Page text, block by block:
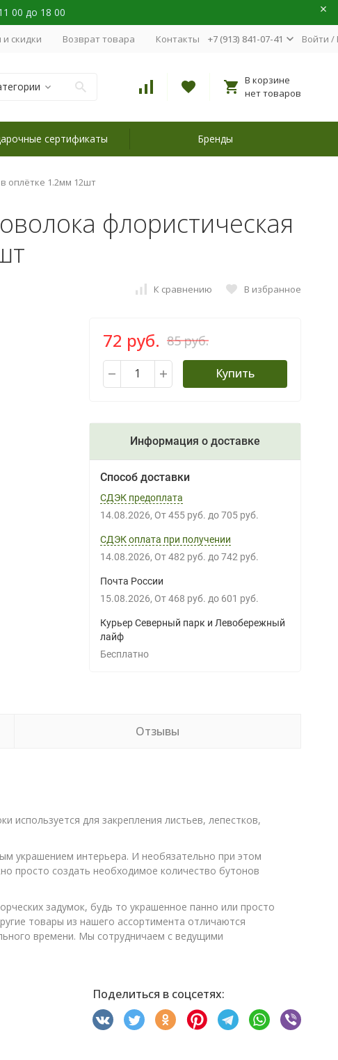
00 до 18 00
и скидки Возврат товара Контакты +7 (913) 841-07-41 Войти /
В корзине
нет товаров
сертификаты Бренды
оплётке 1.2мм 12шт
флористическая
К сравнению В избранное
72 руб. 85 руб.
Купить
Информация о доставке
Способ доставки
СДЭК предоплата
14.08.2026 От 455 руб. до 705 руб.
СДЭК оплата при получении
14.08.2026 От 482 руб. до 742 руб.
Почта России
15.08.2026 От 468 руб. до 601 руб.
Курьер Северный парк и Левобережный
лайф
Бесплатно
Отзывы
для закрепления листьев, лепестков,
украшением интерьера. И необязательно при этом
просто создать необходимое количество бутонов
задумок, будь то украшенное панно или просто
товары из нашего ассортимента отличаются
времени. Мы сотрудничаем с ведущими
Поделиться в соцсетях: